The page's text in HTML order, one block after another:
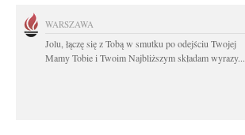
WARSZAWA
Jolu, łączę się z Tobą w smutku po odejściu Twojej
Mamy Tobie i Twoim Najbliższym składam wyrazy...